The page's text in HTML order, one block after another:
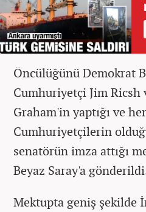
Öncülüğünü Demokrat
Cumhuriyetçi Jim Ricsh
Graham'in yaptığı ve
Cumhuriyetçilerin
senatörün imza attığı
Beyaz Saray'a
Mektupta geniş şekilde